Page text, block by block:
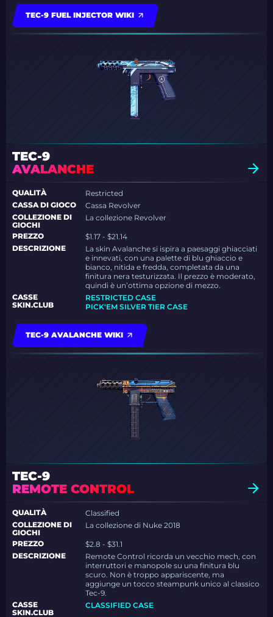
TEC-9 FUEL INJECTOR WIKI
TEC-9
AVALANCHE
QUALITÀ
Restricted
CASSA DI GIOCO
Cassa Revolver
COLLEZIONE DI
GIOCHI
La collezione Revolver
PREZZO
$1.17 - $21.14
DESCRIZIONE
La skin Avalanche si ispira a paesaggi ghiacciati
e innevati, con una palette di blu ghiaccio e
bianco, nitida e fredda, completata da una
finitura nera testurizzata. Il prezzo è moderato,
quindi è un’ottima opzione di mezzo.
CASSE
SKIN.CLUB
RESTRICTED CASE
PICK'EM SILVER TIER CASE
TEC-9 AVALANCHE WIKI
TEC-9
REMOTE CONTROL
QUALITÀ
Classified
COLLEZIONE DI
GIOCHI
La collezione di Nuke 2018
PREZZO
$2.8 - $31.1
DESCRIZIONE
Remote Control ricorda un vecchio mech, con
interruttori e manopole su una finitura blu
scuro. Non è troppo appariscente, ma
aggiunge un tocco steampunk unico al classico
Tec-9.
CASSE
SKIN.CLUB
CLASSIFIED CASE